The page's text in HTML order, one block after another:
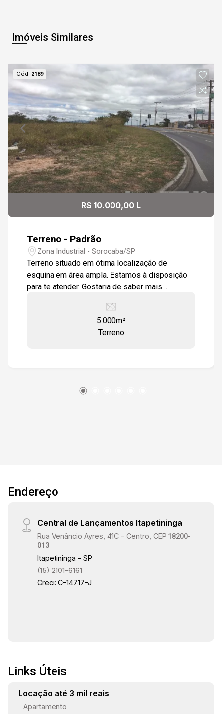
12
Aug/Wed
13
Aug/Thu
14
Aug/Fri
07:30
08:00
08:30
09:00
09:30
11:00
12:00
12:30
13:00
14:00
Continuar
Imóveis Similares
Cód. 2189
R$ 10.000,00 L
Terreno - Padrão
Zona Industrial - Sorocaba/SP
Terreno situado em ótima localização de
esquina em área ampla. Estamos à disposição
para te atender. Gostaria de saber mais
5.000m²
Terreno
Endereço
Central de Lançamentos Itapetininga
Rua Venâncio Ayres, 41C - Centro, CEP:18200-
013
Itapetininga - SP
(15) 2101-6161
Creci: C-14717-J
Links Úteis
Locação até 3 mil reais
Apartamento